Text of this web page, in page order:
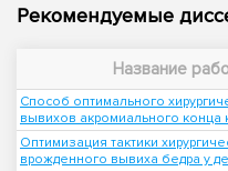
Рекомендуемые
Название
Способ оптимального
вывихов акромиального конца
Оптимизация тактики
врожденного вывиха бедра у